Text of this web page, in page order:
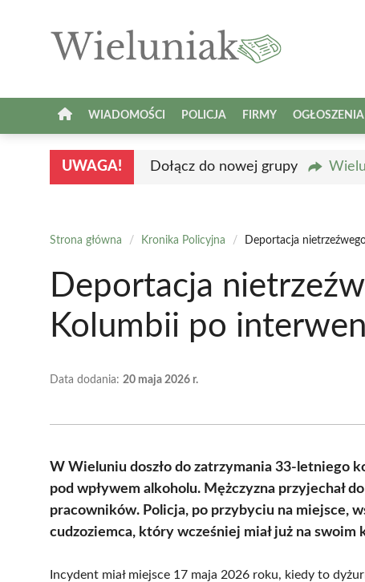
WIADOMOŚCI POLICJA FIRMY OGŁOSZENIA
UWAGA! Dołącz do nowej grupy
Strona główna / Kronika Policyjna / Deportacja
Deportacja
Kolumbii po
Data dodania: 20 maja 2026 r.
W Wieluniu doszło do zatrzymania 33-letniego
pod wpływem alkoholu. Mężczyzna przyjechał
pracowników. Policja, po przybyciu na miejsce,
cudzoziemca, który wcześniej miał już na
Incydent miał miejsce 17 maja 2026 roku, kiedy to